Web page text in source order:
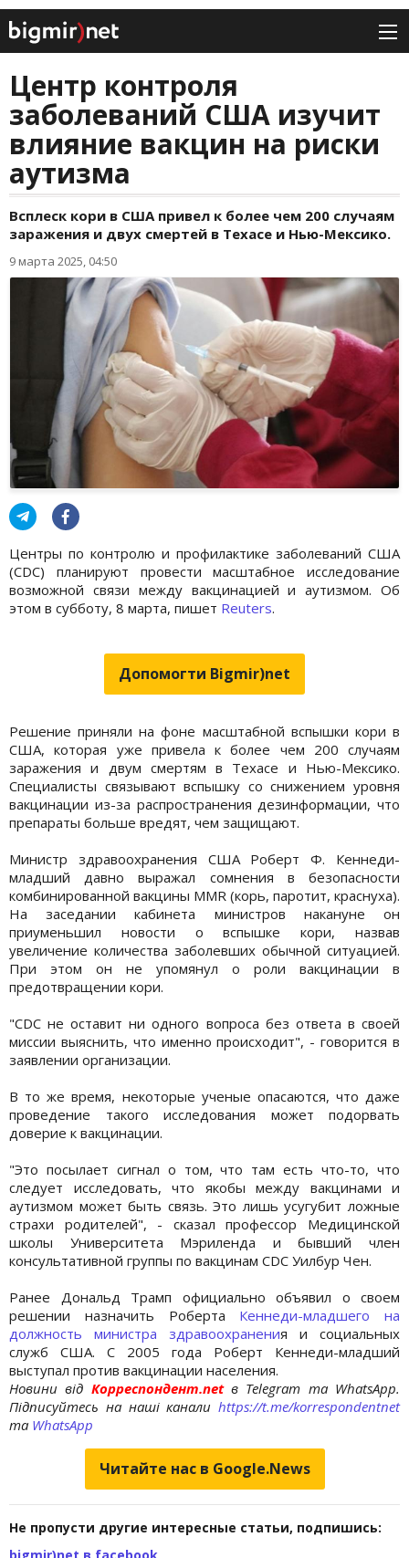
Центр контроля
заболеваний США изучит
влияние вакцин на риски
аутизма
Всплеск кори в США привел к более чем 200 случаям
заражения и двух смертей в Техасе и Нью-Мексико.
9 марта 2025, 04:50
Центры по контролю и профилактике заболеваний США
(CDC) планируют провести масштабное исследование
возможной связи между вакцинацией и аутизмом. Об
этом в субботу, 8 марта, пишет Reuters.
Допомогти Bigmir)net
Решение приняли на фоне масштабной вспышки кори в
США, которая уже привела к более чем 200 случаям
заражения и двум смертям в Техасе и Нью-Мексико.
Специалисты связывают вспышку со снижением уровня
вакцинации из-за распространения дезинформации, что
препараты больше вредят, чем защищают.
Министр здравоохранения США Роберт Ф. Кеннеди-
младший давно выражал сомнения в безопасности
комбинированной вакцины MMR (корь, паротит, краснуха).
На заседании кабинета министров накануне он
приуменьшил новости о вспышке кори, назвав
увеличение количества заболевших обычной ситуацией.
При этом он не упомянул о роли вакцинации в
предотвращении кори.
"CDC не оставит ни одного вопроса без ответа в своей
миссии выяснить, что именно происходит", - говорится в
заявлении организации.
В то же время, некоторые ученые опасаются, что даже
проведение такого исследования может подорвать
доверие к вакцинации.
"Это посылает сигнал о том, что там есть что-то, что
следует исследовать, что якобы между вакцинами и
аутизмом может быть связь. Это лишь усугубит ложные
страхи родителей", - сказал профессор Медицинской
школы Университета Мэриленда и бывший член
консультативной группы по вакцинам CDC Уилбур Чен.
Ранее Дональд Трамп официально объявил о своем
решении назначить Роберта Кеннеди-младшего на
должность министра здравоохранения и социальных
служб США. С 2005 года Роберт Кеннеди-младший
выступал против вакцинации населения.
Новини від Корреспондент.netв Telegram та WhatsApp.
Підписуйтесь на наші канали https://t.me/korrespondentnet
та WhatsApp
Читайте нас в Google.News
Не пропусти другие интересные статьи, подпишись: